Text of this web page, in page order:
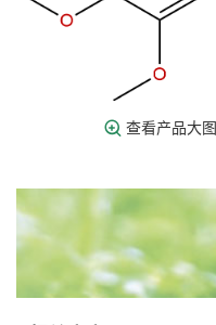
查看产品大图